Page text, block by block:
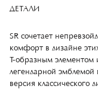
ДЕТАЛИ
SR сочетает
комфорт в дизайне
Т-образным элементом
легендарной
версия классического